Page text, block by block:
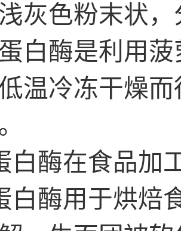
灰色粉末状
白酶是利用
温冷冻干燥
白酶在食品加
白酶用于烘焙